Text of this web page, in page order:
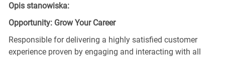
Opis stanowiska:
Opportunity: Grow Your Career
Responsible for delivering a highly satisfied customer
experience proven by engaging and interacting with all